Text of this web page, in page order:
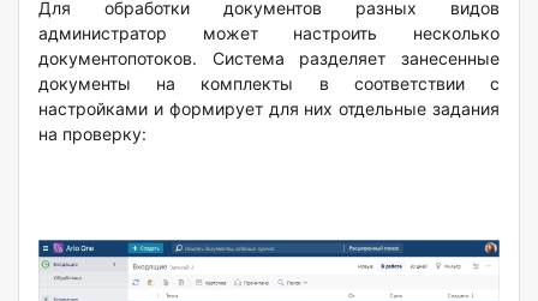
Для обработки документов разных видов
администратор может настроить несколько
документопотоков. Система разделяет занесенные
документы на комплекты в соответствии с
настройками и формирует для них отдельные задания
на проверку: